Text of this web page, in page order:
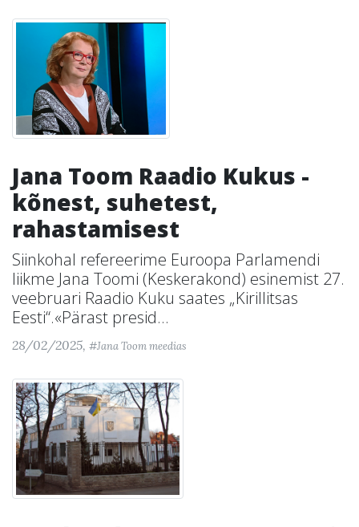
Jana Toom Raadio Kukus -
kõnest, suhetest,
rahastamisest
Siinkohal refereerime Euroopa Parlamendi
liikme Jana Toomi (Keskerakond) esinemist 27.
veebruari Raadio Kuku saates „Kirillitsas
Eesti“.«Pärast presid...
28/02/2025, #Jana Toom meedias